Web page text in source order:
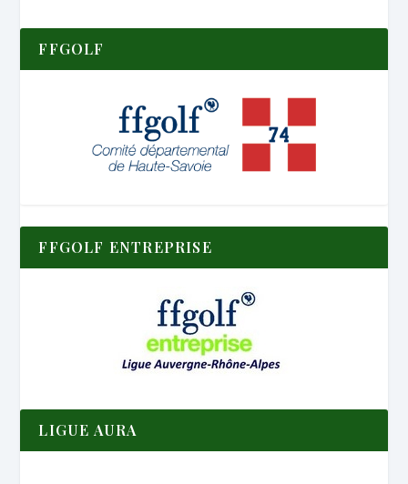
FFGOLF
FFGOLF ENTREPRISE
LIGUE AURA